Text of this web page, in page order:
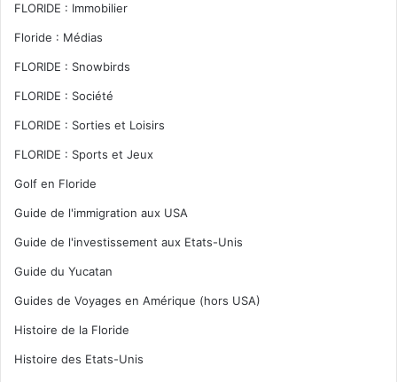
FLORIDE : Immobilier
Floride : Médias
FLORIDE : Snowbirds
FLORIDE : Société
FLORIDE : Sorties et Loisirs
FLORIDE : Sports et Jeux
Golf en Floride
Guide de l'immigration aux USA
Guide de l'investissement aux Etats-Unis
Guide du Yucatan
Guides de Voyages en Amérique (hors USA)
Histoire de la Floride
Histoire des Etats-Unis